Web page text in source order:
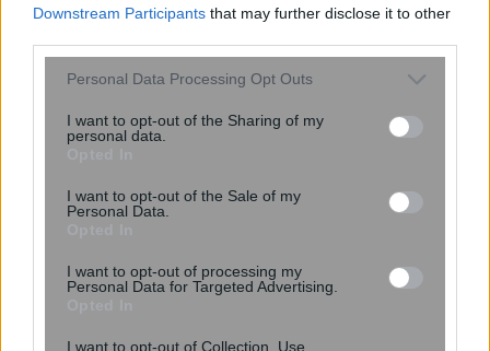
Downstream Participants that may further disclose it to other
Please note that this website/app uses one or more Google
not limited to your visit or usage behaviour. You may click to
grant or deny consent to Google and its third-party tags to
consent section.
Personal Data Processing Opt Outs
I want to opt-out of the Sharing of my
personal data.
I want to opt-out of the Sale of my
Personal Data.
I want to opt-out of processing my
Personal Data for Targeted Advertising.
I want to opt-out of Collection, Use,
πρόσβαση στο διαδίκτυο και
εκμεταλλεύτηκε ευπάθεια κατά τη